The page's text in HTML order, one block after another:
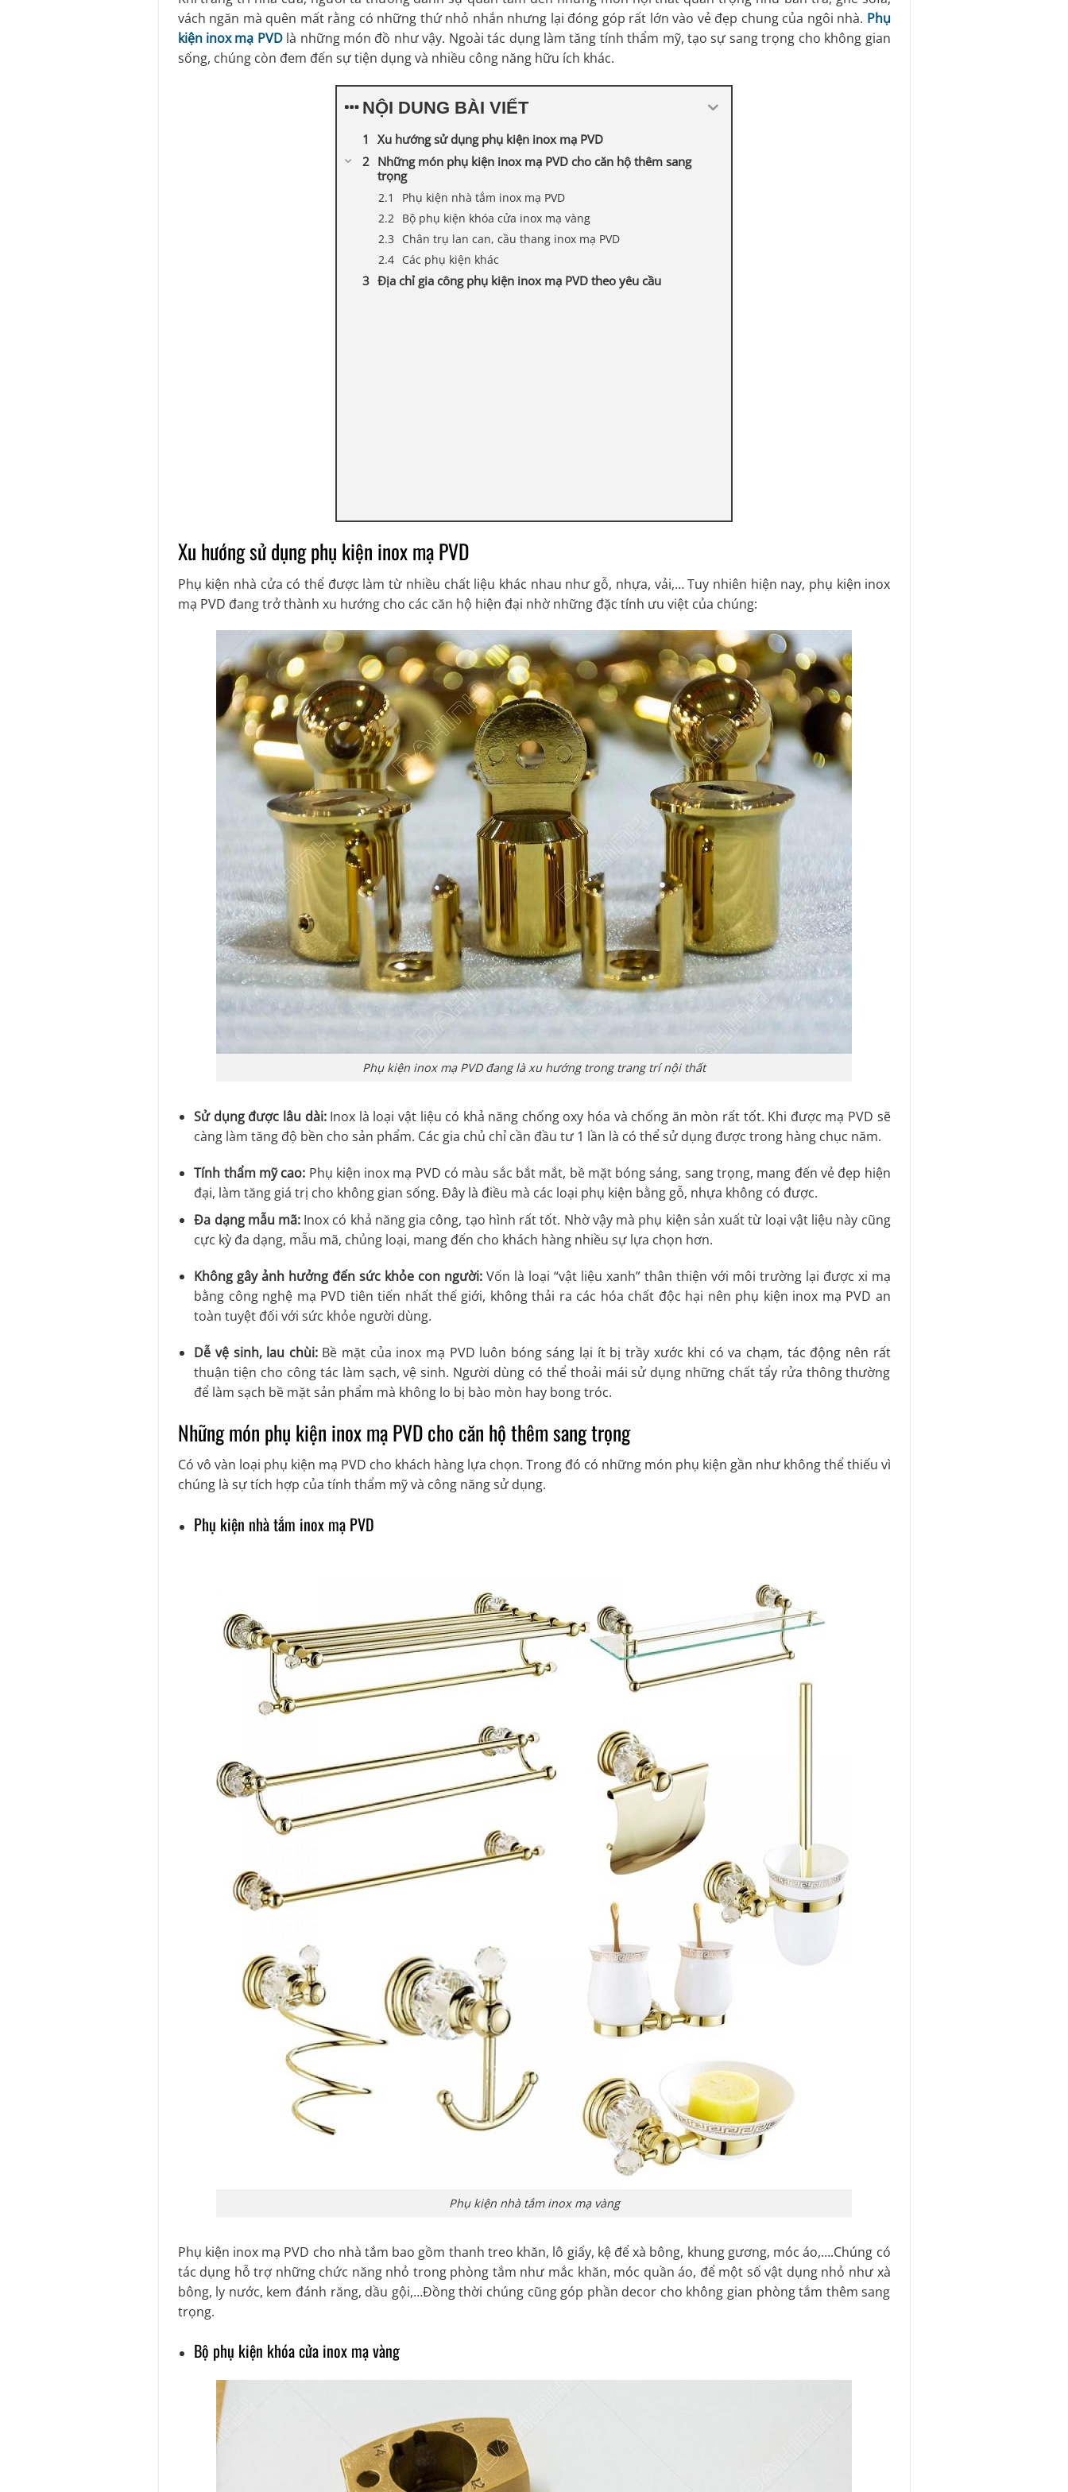
vách ngăn mà quên mất rằng có những thứ nhỏ nhắn nhưng lại đóng góp rất lớn vào vẻ đẹp chung của ngôi nhà. Phụ
kiện inox mạ PVDlà những món đồ như vậy. Ngoài tác dụng làm tăng tính thẩm mỹ, tạo sự sang trọng cho không gian
sống, chúng còn đem đến sự tiện dụng và nhiều công năng hữu ích khác.
NỘI DUNG BÀI VIẾT
Xu hướng sử dụng phụ kiện inox mạ PVD
Những món phụ kiện inox mạ PVD cho căn hộ thêm sang
trọng
Phụ kiện nhà tắm inox mạ PVD
Bộ phụ kiện khóa cửa inox mạ vàng
Chân trụ lan can, cầu thang inox mạ PVD
Các phụ kiện khác
Địa chỉ gia công phụ kiện inox mạ PVD theo yêu cầu
Xu hướng sử dụng phụ kiện inox mạ PVD
Phụ kiện nhà cửa có thể được làm từ nhiều chất liệu khác nhau như gỗ, nhựa, vải,… Tuy nhiên hiện nay, phụ kiện inox
mạ PVD đang trở thành xu hướng cho các căn hộ hiện đại nhờ những đặc tính ưu việt của chúng:
Phụ kiện inox mạ PVD đang là xu hướng trong trang trí nội thất
Sử dụng được lâu dài:Inox là loại vật liệu có khả năng chống oxy hóa và chống ăn mòn rất tốt. Khi được mạ PVD sẽ
càng làm tăng độ bền cho sản phẩm. Các gia chủ chỉ cần đầu tư 1 lần là có thể sử dụng được trong hàng chục năm.
Tính thẩm mỹ cao: Phụ kiện inox mạ PVD có màu sắc bắt mắt, bề mặt bóng sáng, sang trọng, mang đến vẻ đẹp hiện
đại, làm tăng giá trị cho không gian sống. Đây là điều mà các loại phụ kiện bằng gỗ, nhựa không có được.
Đa dạng mẫu mã: Inox có khả năng gia công, tạo hình rất tốt. Nhờ vậy mà phụ kiện sản xuất từ loại vật liệu này cũng
cực kỳ đa dạng, mẫu mã, chủng loại, mang đến cho khách hàng nhiều sự lựa chọn hơn.
Không gây ảnh hưởng đến sức khỏe con người: Vốn là loại “vật liệu xanh” thân thiện với môi trường lại được xi mạ
bằng công nghệ mạ PVD tiên tiến nhất thế giới, không thải ra các hóa chất độc hại nên phụ kiện inox mạ PVD an
toàn tuyệt đối với sức khỏe người dùng.
Dễ vệ sinh, lau chùi:Bề mặt của inox mạ PVD luôn bóng sáng lại ít bị trầy xước khi có va chạm, tác động nên rất
thuận tiện cho công tác làm sạch, vệ sinh. Người dùng có thể thoải mái sử dụng những chất tẩy rửa thông thường
để làm sạch bề mặt sản phẩm mà không lo bị bào mòn hay bong tróc.
Những món phụ kiện inox mạ PVD cho căn hộ thêm sang trọng
Có vô vàn loại phụ kiện mạ PVD cho khách hàng lựa chọn. Trong đó có những món phụ kiện gần như không thể thiếu vì
chúng là sự tích hợp của tính thẩm mỹ và công năng sử dụng.
Phụ kiện nhà tắm inox mạ PVD
Phụ kiện nhà tắm inox mạ vàng
Phụ kiện inox mạ PVD cho nhà tắm bao gồm thanh treo khăn, lô giấy, kệ để xà bông, khung gương, móc áo,….Chúng có
tác dụng hỗ trợ những chức năng nhỏ trong phòng tắm như mắc khăn, móc quần áo, để một số vật dụng nhỏ như xà
bông, ly nước, kem đánh răng, dầu gội,…Đồng thời chúng cũng góp phần decor cho không gian phòng tắm thêm sang
trọng.
Bộ phụ kiện khóa cửa inox mạ vàng